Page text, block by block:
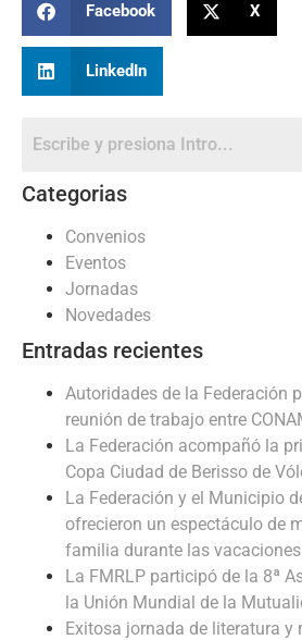
Facebook X
LinkedIn
Categorias
Convenios
Eventos
Jornadas
Novedades
Entradas recientes
Autoridades de la Federación
reunión de trabajo entre
La Federación acompañó la
Copa Ciudad de Berisso de
La Federación y el Municipio
ofrecieron un espectáculo de
familia durante las
La FMRLP participó de la 8ª
la Unión Mundial de la
Exitosa jornada de literatura y